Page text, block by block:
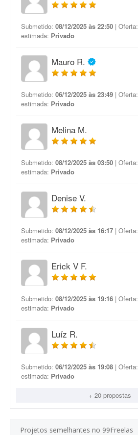
Submetido: 08/12/2025 às 22:50 | Oferta:
estimada: Privado
Mauro R.
Submetido: 06/12/2025 às 23:49 | Oferta:
estimada: Privado
Melina M.
Submetido: 08/12/2025 às 03:50 | Oferta:
estimada: Privado
Denise V.
Submetido: 08/12/2025 às 16:17 | Oferta:
estimada: Privado
Erick V F.
Submetido: 08/12/2025 às 19:16 | Oferta:
estimada: Privado
Luíz R.
Submetido: 06/12/2025 às 19:08 | Oferta:
estimada: Privado
+ 20 propostas
Projetos semelhantes no 99Freelas